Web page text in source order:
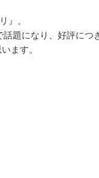
』。
題になり、好評につ
ます。